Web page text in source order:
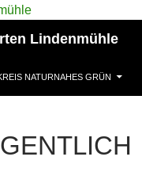
Lindenmühle
NATURNAHES GRÜN
…